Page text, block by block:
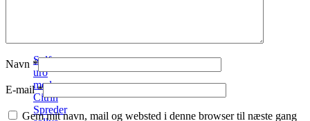
Solfanger
uro
med
Citrin
Spreder
Navn *
E-mail*
Gem mit navn, mail og websted i denne browser til næste gang